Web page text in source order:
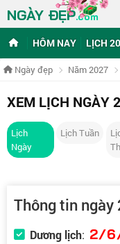
NGÀY ĐẸP.com
HÔM NAY LỊCH
Ngày đẹp Năm 2027
XEM LỊCH NGÀY
Lịch
Ngày
Lịch Tuần
Thông tin
Dương lịch: 2/